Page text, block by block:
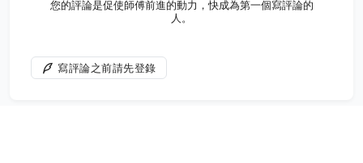
您的評論是促使師傅前進的動力，快成為第一個寫評論的
人。
寫評論之前請先登錄